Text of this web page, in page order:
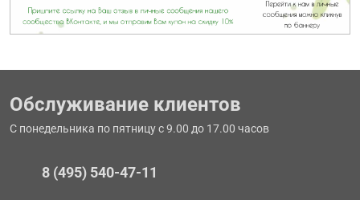
Обслуживание клиентов
С понедельника по пятницу с 9.00 до 17.00 часов
8 (495) 540-47-11